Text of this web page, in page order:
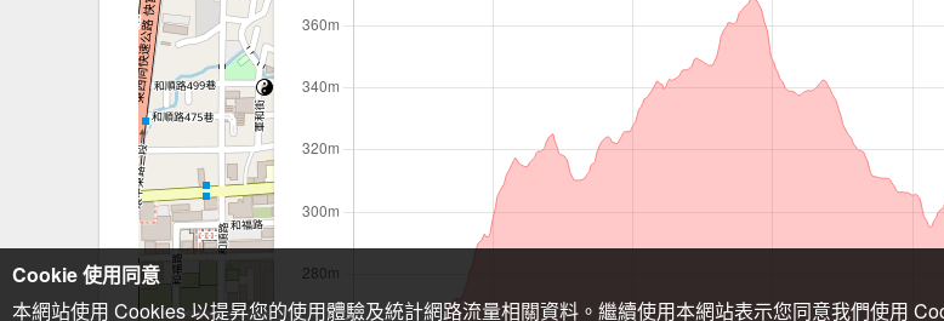
Cookie 使用同意
本網站使用 Cookies 以提昇您的使用體驗及統計網路流量相關資料。繼續使用本網站表示您同意我們使用